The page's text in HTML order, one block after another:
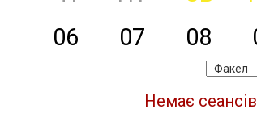
06
07 08
Немає